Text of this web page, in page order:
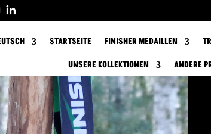
STARTSEITE FINISHER MEDAILLEN
UNSERE KOLLEKTIONEN ANDERE